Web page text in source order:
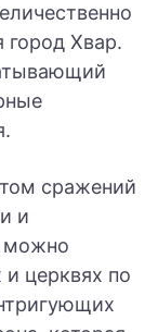
город Хвар.
сражений
и
можно
и церквях по